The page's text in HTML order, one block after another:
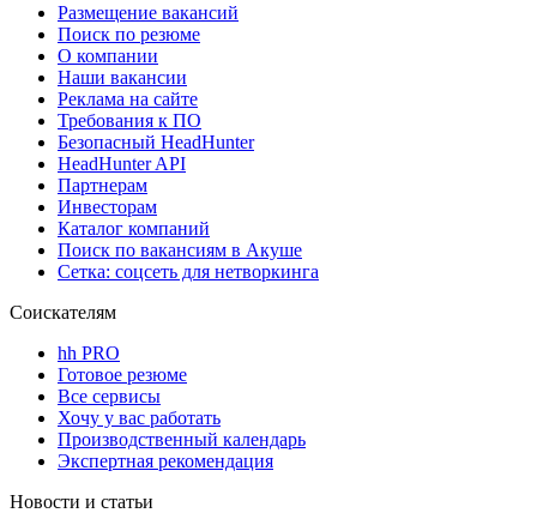
Размещение вакансий
Поиск по резюме
О компании
Наши вакансии
Реклама на сайте
Требования к ПО
Безопасный HeadHunter
HeadHunter API
Партнерам
Инвесторам
Каталог компаний
Поиск по вакансиям в Акуше
Сетка: соцсеть для нетворкинга
Соискателям
hh PRO
Готовое резюме
Все сервисы
Хочу у вас работать
Производственный календарь
Экспертная рекомендация
Новости и статьи